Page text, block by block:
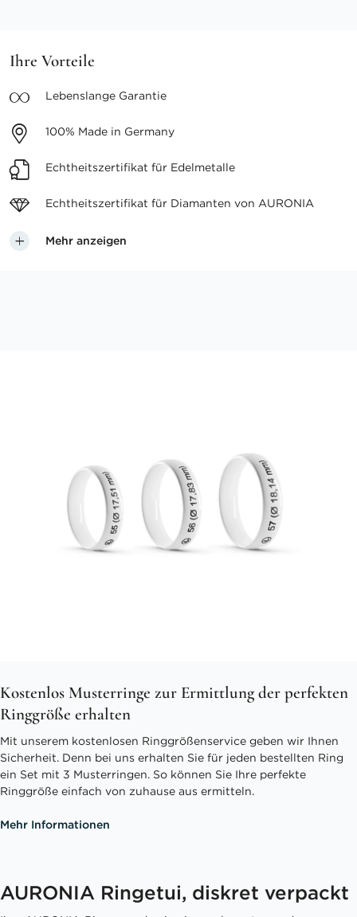
Ihre Vorteile
Lebenslange Garantie
100% Made in Germany
Echtheitszertifikat für Edelmetalle
Echtheitszertifikat für Diamanten von AURONIA
Mehr anzeigen
Kostenlos Musterringe zur Ermittlung der perfekten
Ringgröße erhalten
Mit unserem kostenlosen Ringgrößenservice geben wir Ihnen
Sicherheit. Denn bei uns erhalten Sie für jeden bestellten Ring
ein Set mit 3 Musterringen. So können Sie Ihre perfekte
Ringgröße einfach von zuhause aus ermitteln.
Mehr Informationen
AURONIA Ringetui, diskret verpackt